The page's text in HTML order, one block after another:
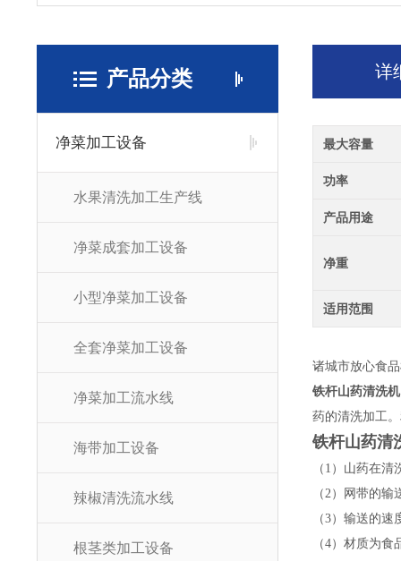
产品分类
净菜加工设备
水果清洗加工生产线
净菜成套加工设备
小型净菜加工设备
全套净菜加工设备
净菜加工流水线
海带加工设备
辣椒清洗流水线
根茎类加工设备
详
最大容量
功率
产品用途
净重
适用范围
诸城市放心食
铁杆山药清洗机
药的清洗加工
铁杆山药清
（1）山药在
（2）网带的
（3）输送的
（4）材质为